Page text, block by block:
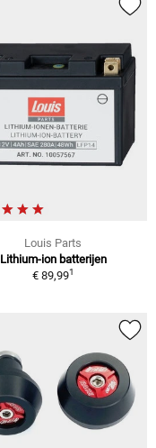
Louis Parts
Lithium-ion batterijen
€ 89,991